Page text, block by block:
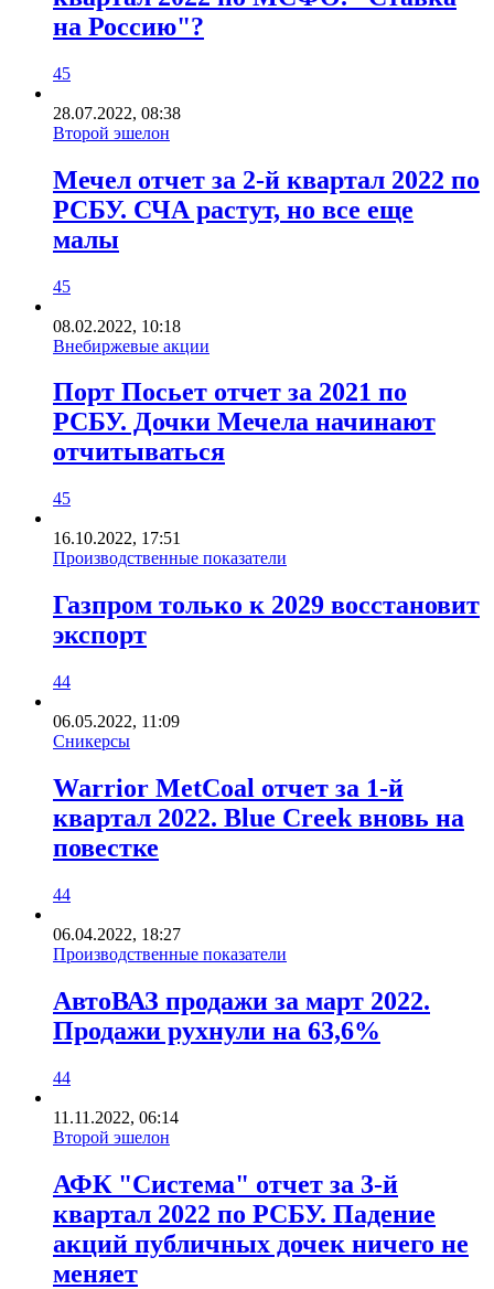
на Россию"?
45
28.07.2022, 08:38
Второй эшелон
Мечел отчет за 2-й квартал 2022 по
РСБУ. СЧА растут, но все еще
малы
45
08.02.2022, 10:18
Внебиржевые акции
Порт Посьет отчет за 2021 по
РСБУ. Дочки Мечела начинают
отчитываться
45
16.10.2022, 17:51
Производственные показатели
Газпром только к 2029 восстановит
экспорт
44
06.05.2022, 11:09
Сникерсы
Warrior MetCoal отчет за 1-й
квартал 2022. Blue Creek вновь на
повестке
44
06.04.2022, 18:27
Производственные показатели
АвтоВАЗ продажи за март 2022.
Продажи рухнули на 63,6%
44
11.11.2022, 06:14
Второй эшелон
АФК "Система" отчет за 3-й
квартал 2022 по РСБУ. Падение
акций публичных дочек ничего не
меняет